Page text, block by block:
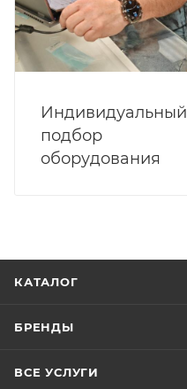
Индивидуальный
подбор
оборудования
КАТАЛОГ
БРЕНДЫ
ВСЕ УСЛУГИ